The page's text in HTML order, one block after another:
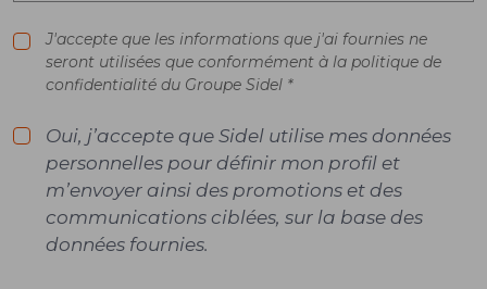
J'accepte que les informations que j'ai fournies ne
seront utilisées que conformément à la politique de
confidentialité du Groupe Sidel *
Oui, j’accepte que Sidel utilise mes données
personnelles pour définir mon profil et
m’envoyer ainsi des promotions et des
communications ciblées, sur la base des
données fournies.